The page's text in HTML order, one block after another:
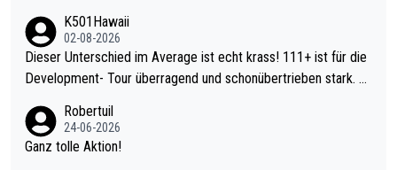
K501Hawaii
02-08-2026
Dieser Unterschied im Average ist echt krass! 111+ ist für die
Development- Tour überragend und schonübertrieben stark. U
mal 40+ erst recht. Da gewinnst keinen Blumentopf - ist ja noc
h krasser wie ein Pokalspiel eines Kreisligisten vs einem Bund
Robertuil
24-06-2026
Ganz tolle Aktion!